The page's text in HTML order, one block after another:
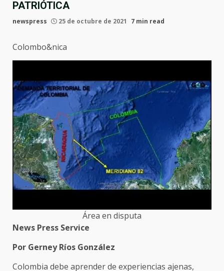
PATRIÓTICA
newspress 25 de octubre de 2021 7 min read
Colombo&nica
Área en disputa
News Press Service
Por Gerney Ríos González
Colombia debe aprender de experiencias ajenas,